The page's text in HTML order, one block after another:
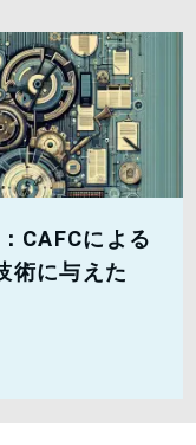
CAFCによる
術に与えた